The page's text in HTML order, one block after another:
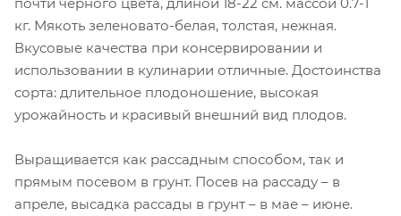
кг. Мякоть зеленовато-белая, толстая, нежная.
Вкусовые качества при консервировании и
использовании в кулинарии отличные. Достоинства
сорта: длительное плодоношение, высокая
урожайность и красивый внешний вид плодов.
Выращивается как рассадным способом, так и
прямым посевом в грунт. Посев на рассаду – в
апреле, высадка рассады в грунт – в мае – июне.